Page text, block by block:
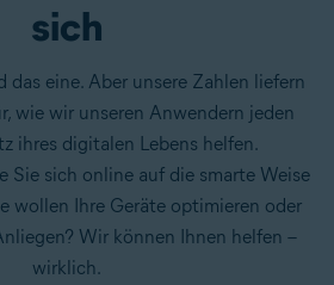
sich
das eine. Aber unsere Zahlen liefern
wie wir unseren Anwendern jeden
ihres digitalen Lebens helfen.
Sie sich online auf die smarte Weise
wollen Ihre Geräte optimieren oder
Wir können Ihnen helfen –
wirklich.